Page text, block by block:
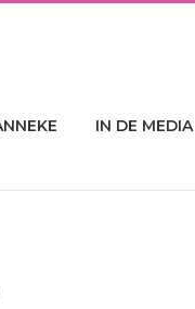
IN DE MEDIA